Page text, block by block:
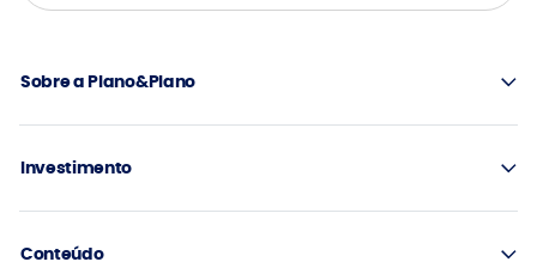
Sobre a Plano&Plano
Investimento
Conteúdo